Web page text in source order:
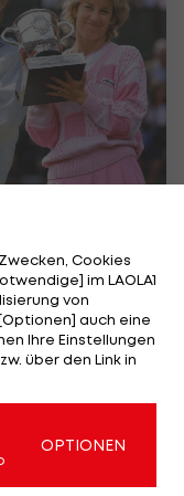
Cookies
im LAOLA1
von
auch eine
Ihre Einstellungen
über den Link in
OPTIONEN